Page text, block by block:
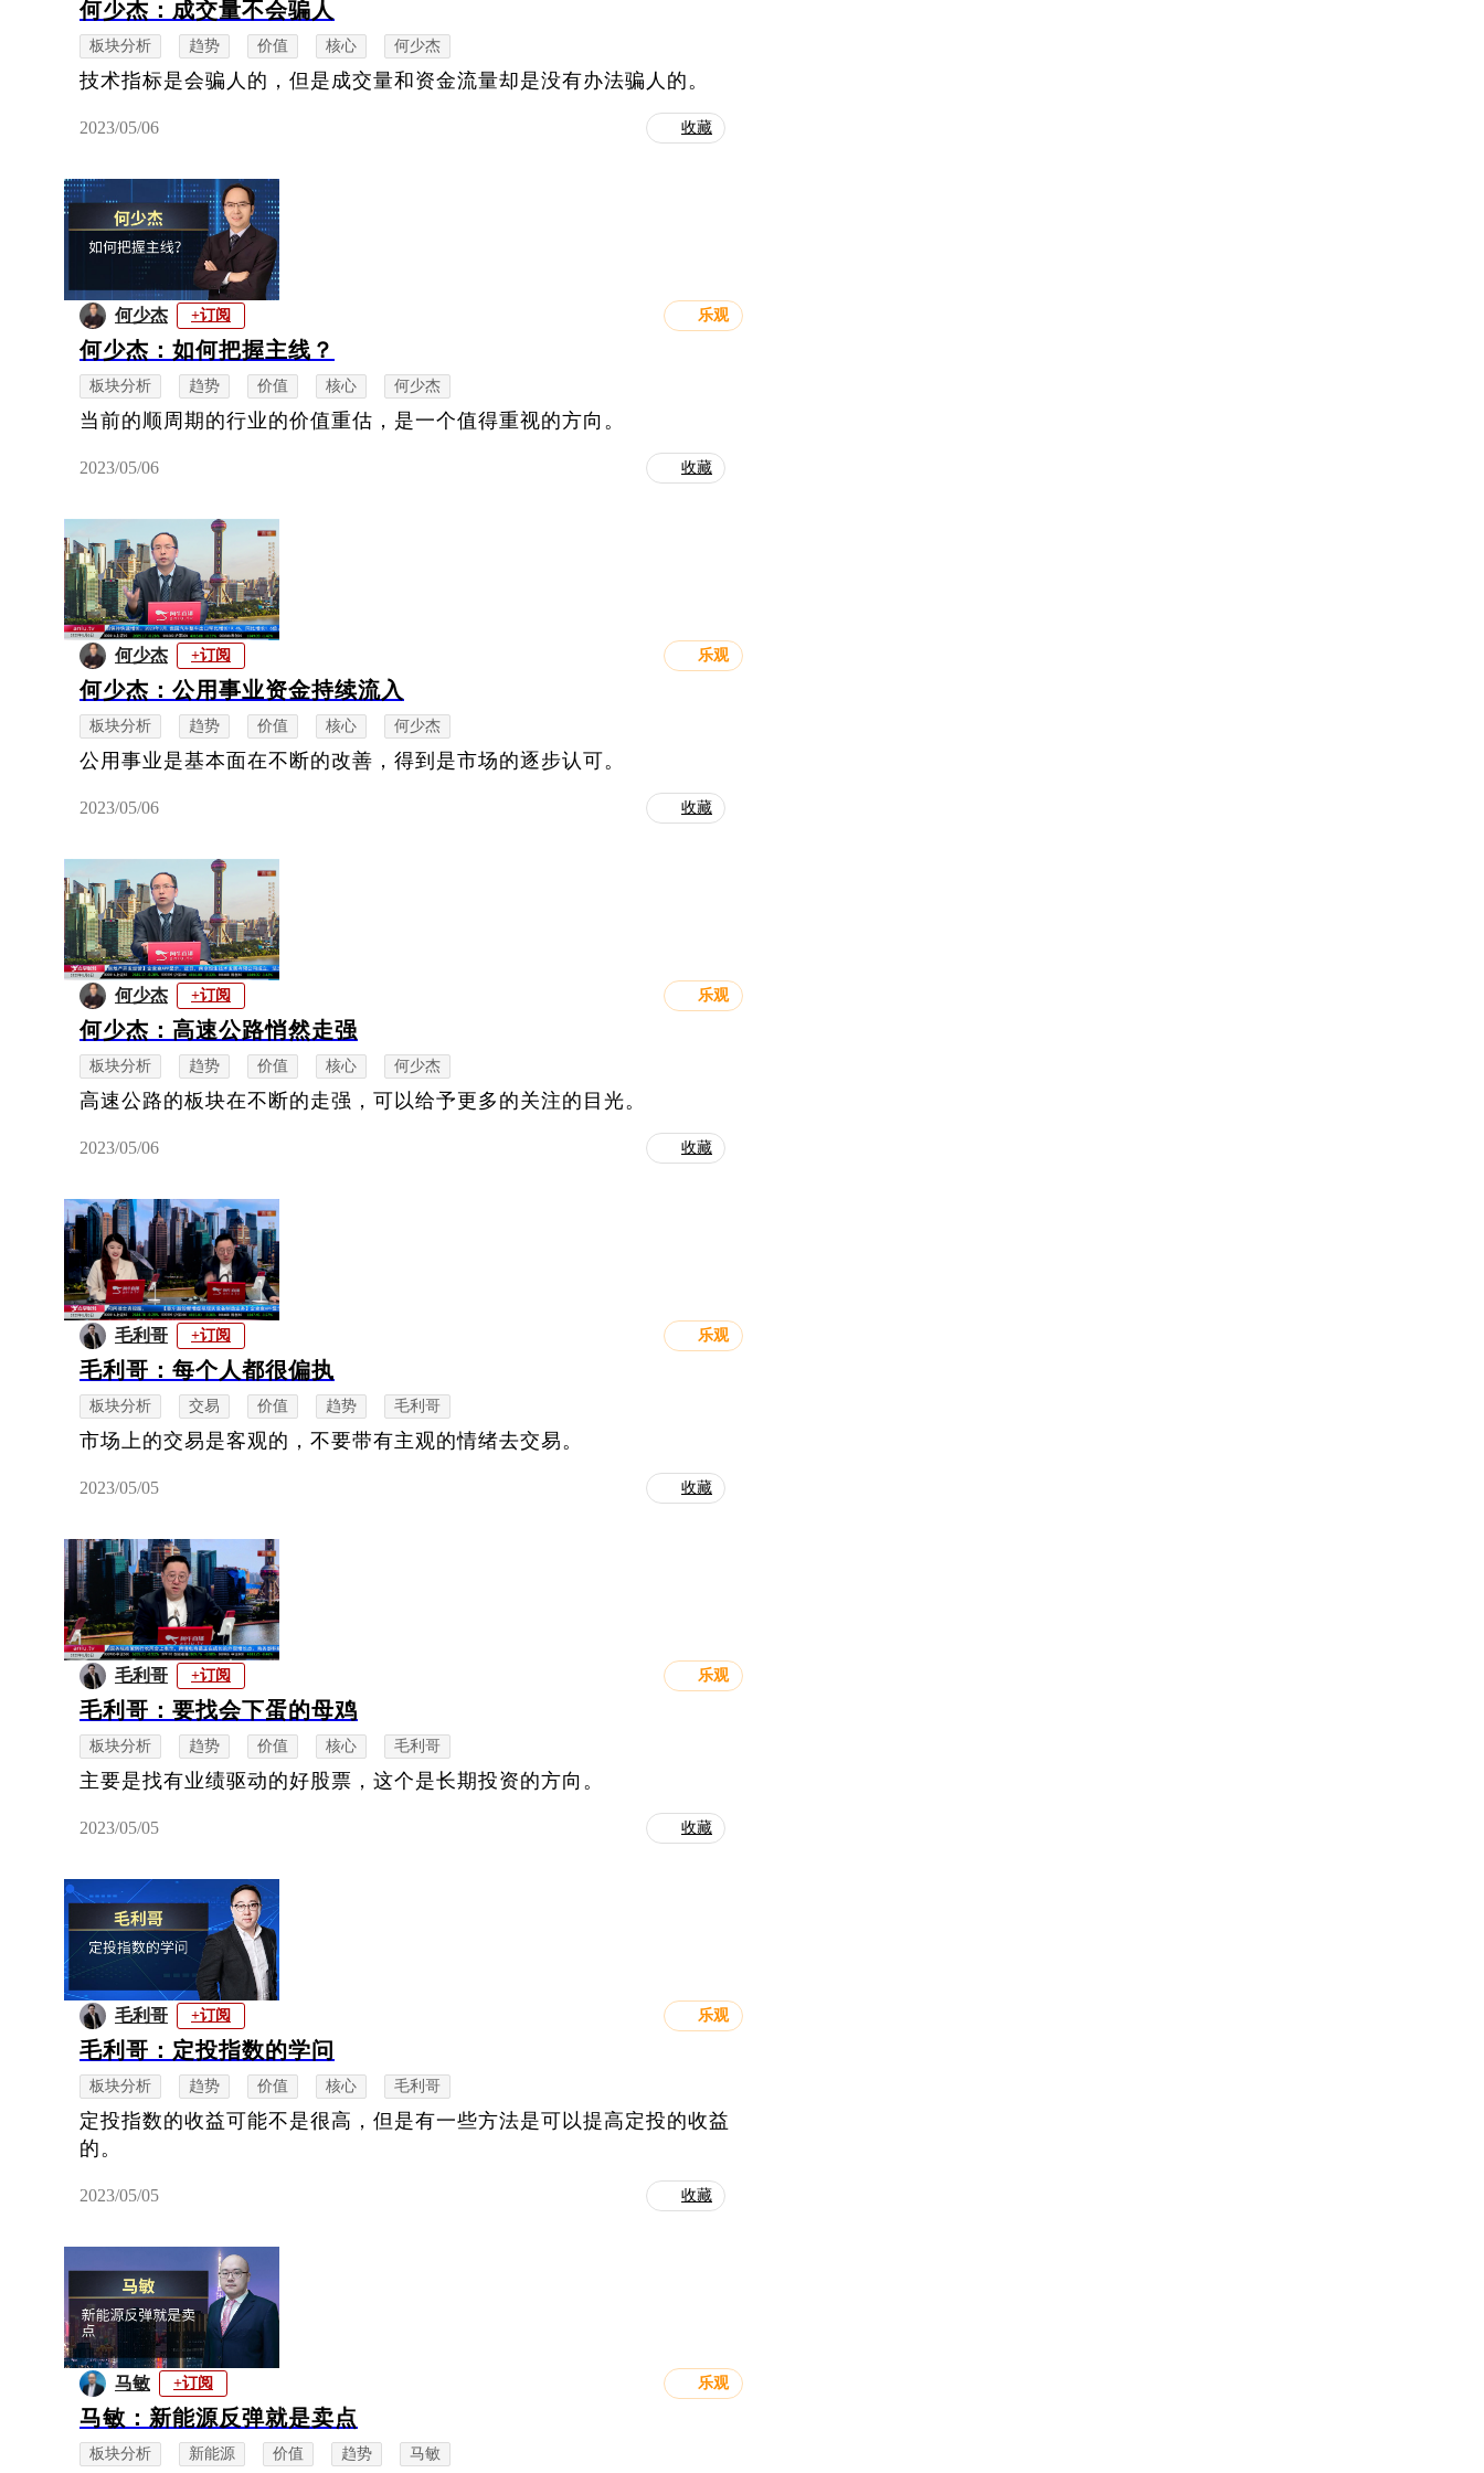
何少杰：成交量不会骗人
板块分析 趋势 价值 核心 何少杰
技术指标是会骗人的，但是成交量和资金流量却是没有办法骗人的。
2023/05/06 收藏
何少杰 +订阅 乐观
何少杰：如何把握主线？
板块分析 趋势 价值 核心 何少杰
当前的顺周期的行业的价值重估，是一个值得重视的方向。
2023/05/06 收藏
何少杰 +订阅 乐观
何少杰：公用事业资金持续流入
板块分析 趋势 价值 核心 何少杰
公用事业是基本面在不断的改善，得到是市场的逐步认可。
2023/05/06 收藏
何少杰 +订阅 乐观
何少杰：高速公路悄然走强
板块分析 趋势 价值 核心 何少杰
高速公路的板块在不断的走强，可以给予更多的关注的目光。
2023/05/06 收藏
毛利哥 +订阅 乐观
毛利哥：每个人都很偏执
板块分析 交易 价值 趋势 毛利哥
市场上的交易是客观的，不要带有主观的情绪去交易。
2023/05/05 收藏
毛利哥 +订阅 乐观
毛利哥：要找会下蛋的母鸡
板块分析 趋势 价值 核心 毛利哥
主要是找有业绩驱动的好股票，这个是长期投资的方向。
2023/05/05 收藏
毛利哥 +订阅 乐观
毛利哥：定投指数的学问
板块分析 趋势 价值 核心 毛利哥
定投指数的收益可能不是很高，但是有一些方法是可以提高定投的收益
的。
2023/05/05 收藏
马敏 +订阅 乐观
马敏：新能源反弹就是卖点
板块分析 新能源 价值 趋势 马敏